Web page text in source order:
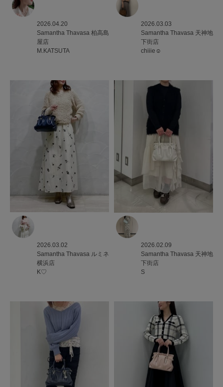
2026.04.20
Samantha Thavasa 柏高島
屋店
M.KATSUTA
2026.03.03
Samantha Thavasa 天神地
下街店
chiiie☺︎
2026.03.02
Samantha Thavasa ルミネ
横浜店
K♡
2026.02.09
Samantha Thavasa 天神地
下街店
S